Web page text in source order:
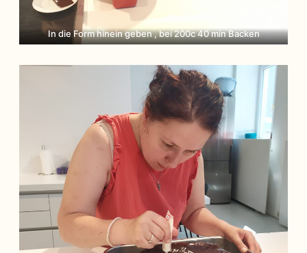
In die Form hinein geben , bei 200c 40 min Backen